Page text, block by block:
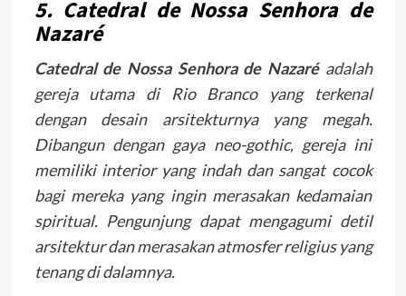
5. Catedral de Nossa Senhora de
Nazaré
Catedral de Nossa Senhora de Nazaréadalah
gereja utama di Rio Branco yang terkenal
dengan desain arsitekturnya yang megah.
Dibangun dengan gaya neo-gothic, gereja ini
memiliki interior yang indah dan sangat cocok
bagi mereka yang ingin merasakan kedamaian
spiritual. Pengunjung dapat mengagumi detil
arsitektur dan merasakan atmosfer religius yang
tenang di dalamnya.